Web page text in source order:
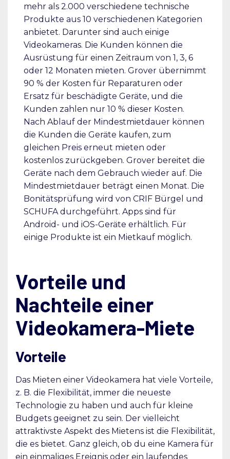
mehr als 2.000 verschiedene technische
Produkte aus 10 verschiedenen Kategorien
anbietet. Darunter sind auch einige
Videokameras. Die Kunden können die
Ausrüstung für einen Zeitraum von 1, 3, 6
oder 12 Monaten mieten. Grover übernimmt
90 % der Kosten für Reparaturen oder
Ersatz für beschädigte Geräte, und die
Kunden zahlen nur 10 % dieser Kosten.
Nach Ablauf der Mindestmietdauer können
die Kunden die Geräte kaufen, zum
gleichen Preis erneut mieten oder
kostenlos zurückgeben. Grover bereitet die
Geräte nach dem Gebrauch wieder auf. Die
Mindestmietdauer beträgt einen Monat. Die
Bonitätsprüfung wird von CRIF Bürgel und
SCHUFA durchgeführt. Apps sind für
Android- und iOS-Geräte erhältlich. Für
einige Produkte ist ein Mietkauf möglich.
Vorteile und
Nachteile einer
Videokamera-Miete
Vorteile
Das Mieten einer Videokamera hat viele Vorteile,
z. B. die Flexibilität, immer die neueste
Technologie zu haben und auch für kleine
Budgets geeignet zu sein. Der vielleicht
attraktivste Aspekt des Mietens ist die Flexibilität,
die es bietet. Ganz gleich, ob du eine Kamera für
ein einmaliges Ereignis oder ein laufendes